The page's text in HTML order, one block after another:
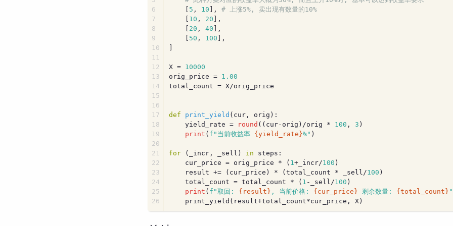
6
7
8
9
10
11
12
13
14
15
16
17
18
19
20
21
22
23
24
25
26
5 , 10 ], # 上涨5%, 卖出现有数量的10%
10 , 20 ],
20 , 40 ],
50 , 100 ],
X = 10000
orig_price = 1.00
total_count = X/orig_price
def print_yield ( cur, orig ):
    yield_rate =
round ((cur-orig)/orig * 100 , 3 )
print ( f"当前收益率 {yield_rate}%" )
for (_incr, _sell) in steps:
    cur_price = orig_price * (
1+_incr/100 )
    result += (cur_price) * (total_count * _sell/
100 )
    total_count = total_count * (
1 -_sell/100 )
print ( f"取回: {result} , 当前价格: {cur_price} 剩余数量: {total_count} "
    print_yield(result+total_count*cur_price, X)